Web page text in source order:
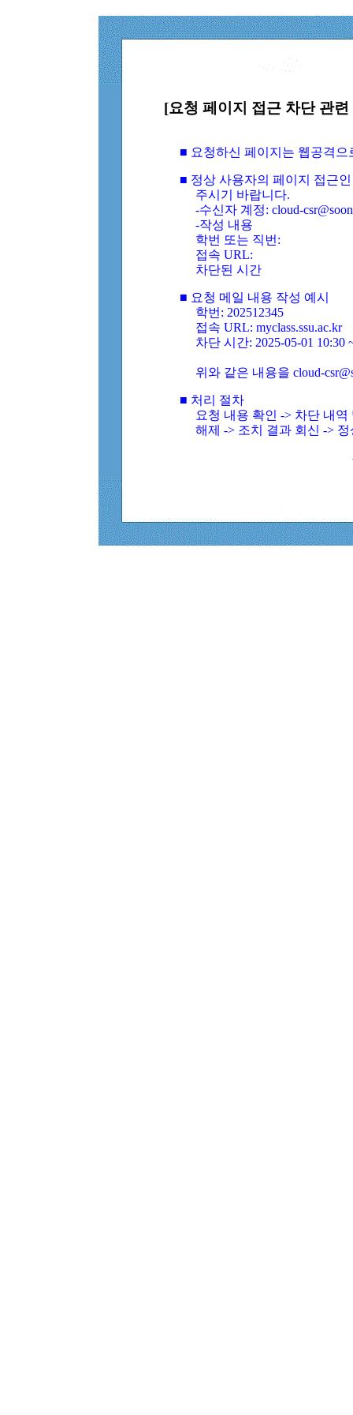
[요청 페이지 접근 차단 관
■ 요청하신 페이지는 웹공격
■ 정상 사용자의 페이지 접근
주시기 바랍니다.
-수신자 계정: cloud-
-작성 내용
학번 또는 직번:
접속 URL:
차단된 시간
■ 요청 메일 내용 작성 예시
학번: 202512345
접속 URL: myclass.ssu.ac.kr
차단 시간: 2025-05-01 10:30
위와 같은 내용을 cloud-
■ 처리 절차
요청 내용 확인 -> 차단 내
해제 -> 조치 결과 회신 ->